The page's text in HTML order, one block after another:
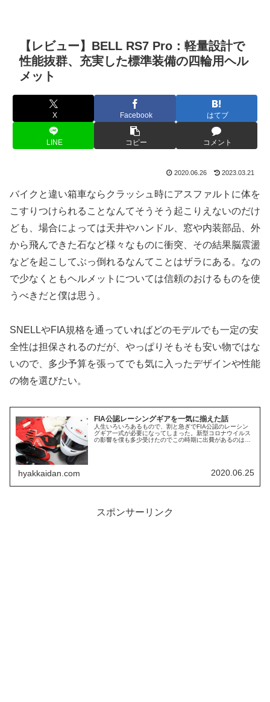
【レビュー】BELL RS7 Pro：軽量設計で
性能抜群、充実した標準装備の四輪用ヘル
メット
X Facebook はてブ
LINE コピー コメント
2020.06.26 2023.03.21
バイクと違い箱車ならクラッシュ時にアスファルトに体を
こすりつけられることなんてそうそう起こりえないのだけ
ども、場合によっては天井やハンドル、窓や内装部品、外
から飛んできた石など様々なものに衝突、その結果脳震盪
などを起こしてぶっ倒れるなんてことはザラにある。なの
で少なくともヘルメットについては信頼のおけるものを使
うべきだと僕は思う。
SNELLやFIA規格を通っていればどのモデルでも一定の安
全性は担保されるのだが、やっぱりそもそも安い物ではな
いので、多少予算を張ってでも気に入ったデザインや性能
の物を選びたい。
FIA公認レーシングギアを一気に揃えた話
人生いろいろあるもので、割と急ぎでFIA公認のレーシン
グギア一式が必要になってしまった。新型コロナウイルス
の影響を僕も多少受けたのでこの時期に出費があるのはち
hyakkaidan.com 2020.06.25
スポンサーリンク